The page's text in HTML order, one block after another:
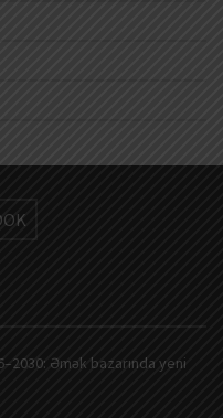
Əmək bazarında yeni